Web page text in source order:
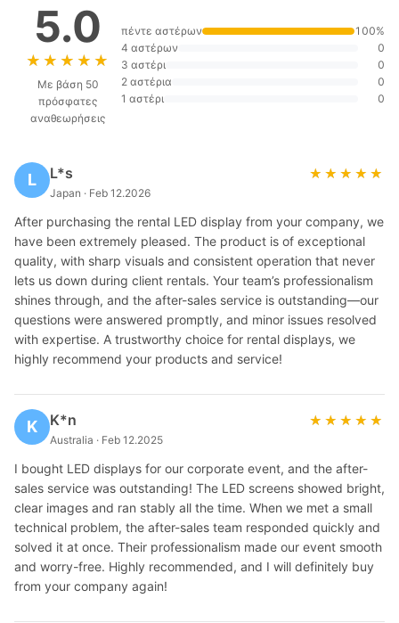
5.0
★★★★★
★★★★★
Με βάση 50
πρόσφατες
αναθεωρήσεις
πέντε αστέρων
100%
4 αστέρων
0
3 αστέρι
0
2 αστέρια
0
1 αστέρι
0
L L*s
Japan · Feb 12.2026
★★★★★
★★★★★
After purchasing the rental LED display from your company, we
have been extremely pleased. The product is of exceptional
quality, with sharp visuals and consistent operation that never
lets us down during client rentals. Your team’s professionalism
shines through, and the after-sales service is outstanding—our
questions were answered promptly, and minor issues resolved
with expertise. A trustworthy choice for rental displays, we
highly recommend your products and service!
K K*n
Australia · Feb 12.2025
★★★★★
★★★★★
I bought LED displays for our corporate event, and the after-
sales service was outstanding! The LED screens showed bright,
clear images and ran stably all the time. When we met a small
technical problem, the after-sales team responded quickly and
solved it at once. Their professionalism made our event smooth
and worry-free. Highly recommended, and I will definitely buy
from your company again!